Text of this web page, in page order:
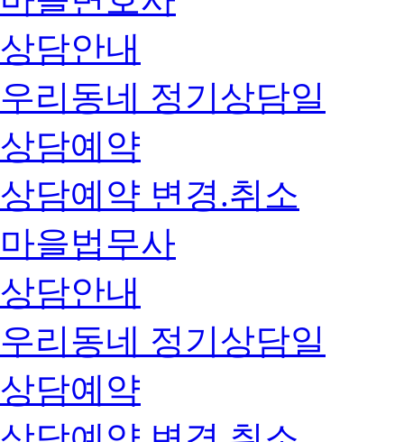
상담안내
우리동네 정기상담일
상담예약
상담예약 변경.취소
마을법무사
상담안내
우리동네 정기상담일
상담예약